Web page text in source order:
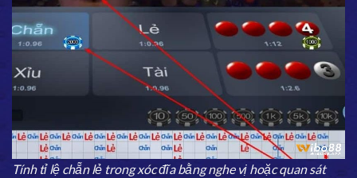
Tính tỉ lệ chẵn lẻ trong xóc đĩa bằng nghe vị hoặc quan sát